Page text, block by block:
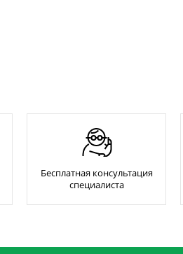
Бесплатная консультация
специалиста